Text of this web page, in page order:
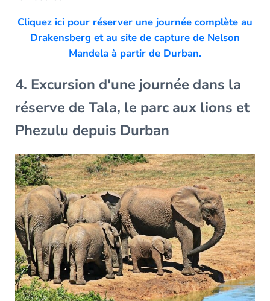
Cliquez ici pour réserver une journée complète au
Drakensberg et au site de capture de Nelson
Mandela à partir de Durban.
4. Excursion d'une journée dans la
réserve de Tala, le parc aux lions et
Phezulu depuis Durban